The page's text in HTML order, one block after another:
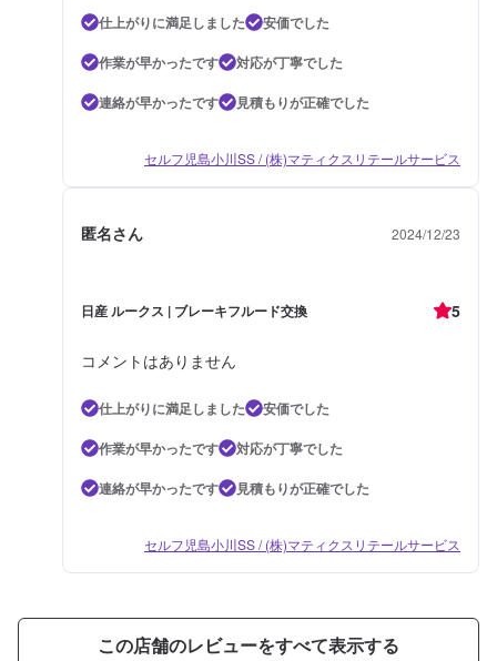
仕上がりに満足しました
安価でした
作業が早かったです
対応が丁寧でした
連絡が早かったです
見積もりが正確でした
セルフ児島小川SS / (株)マティクスリテールサービス
匿名さん 2024/12/23
日産 ルークス | ブレーキフルード交換 5
コメントはありません
仕上がりに満足しました
安価でした
作業が早かったです
対応が丁寧でした
連絡が早かったです
見積もりが正確でした
セルフ児島小川SS / (株)マティクスリテールサービス
この店舗のレビューをすべて表示する